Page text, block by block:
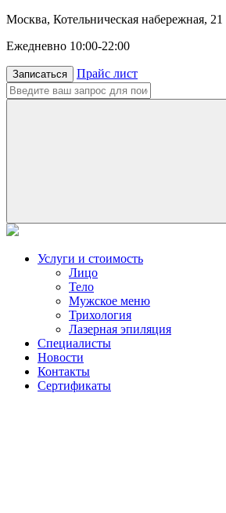
Москва, Котельническая набережная, 21
Ежедневно 10:00-22:00
Записаться Прайс лист
Услуги и стоимость
Лицо
Тело
Мужское меню
Трихология
Лазерная эпиляция
Специалисты
Новости
Контакты
Сертификаты